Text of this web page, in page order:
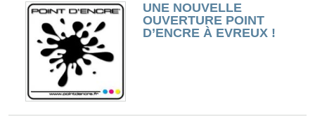
UNE NOUVELLE
OUVERTURE POINT
D’ENCRE À EVREUX !